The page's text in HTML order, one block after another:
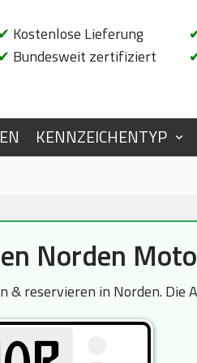
✔ Kostenlose Lieferung
✔ Bundesweit zertifiziert
KENNZEICHENTYP
Norden
& reservieren in Norden. Die